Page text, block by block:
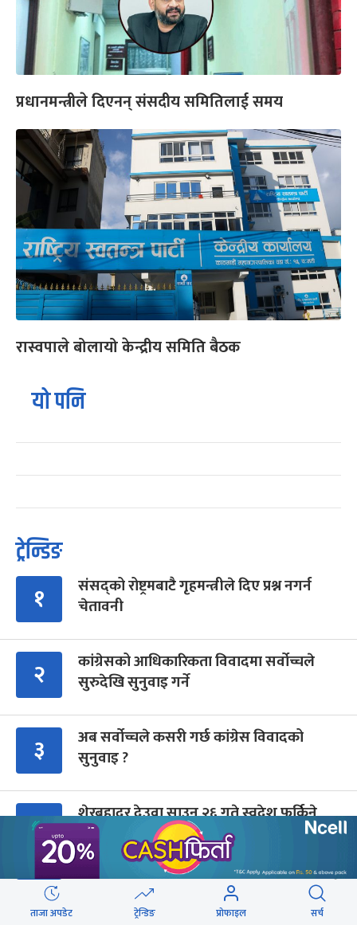
प्रधानमन्त्रीले दिएनन् संसदीय समितिलाई समय
रास्वपाले बोलायो केन्द्रीय समिति बैठक
यो पनि
ट्रेन्डिङ
१
संसद्को रोष्ट्रमबाटै गृहमन्त्रीले दिए प्रश्न नगर्न
चेतावनी
२
कांग्रेसको आधिकारिकता विवादमा सर्वोच्चले
सुरुदेखि सुनुवाइ गर्ने
३
अब सर्वोच्चले कसरी गर्छ कांग्रेस विवादको
सुनुवाइ ?
४ शेरबहादुर देउवा साउन २६ गते स्वदेश फर्किने
५
ब्रोड पिकमा ज्यान गुमाएका युक्तको शव काठमाडौं
ल्याइयो (तस्वीरहरू)
ताजा अपडेट ट्रेन्डिङ प्रोफाइल सर्च